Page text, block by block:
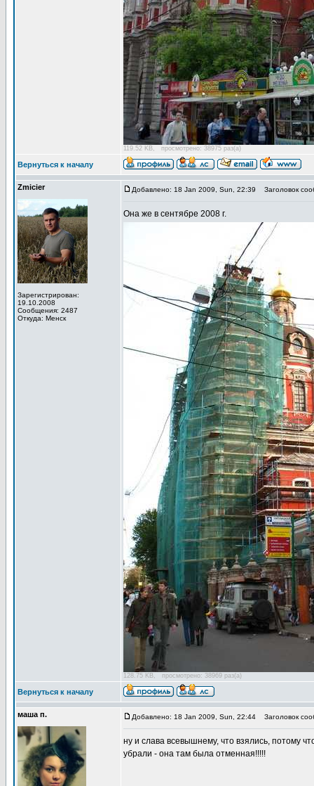
119.52 KB, просмотрено: 38975 раз(а)
Вернуться к началу
Zmicier
Зарегистрирован:
19.10.2008
Сообщения: 2487
Откуда: Менск
Добавлено: 18 Jan 2009, Sun, 22:39 Заголовок
Она же в сентябре 2008 г.
128.75 KB, просмотрено: 38969 раз(а)
Вернуться к началу
маша п. Добавлено: 18 Jan 2009, Sun, 22:44 Заголовок
ну и слава всевышнему, что взялись, потому
убрали - она там была отменная!!!!!